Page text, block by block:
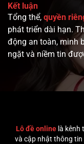
Kết luận
Tổng thể, quyền
phát triển dài hạn.
động an toàn, minh
ngặt và niềm tin
Lô đề onlinelà kênh
và cập nhật thông